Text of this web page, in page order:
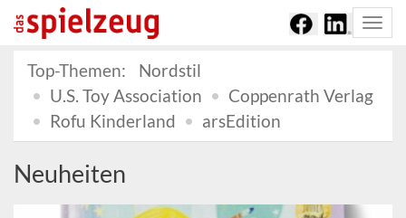
Top-Themen:
Nordstil
U.S. Toy Association
Coppenrath Verlag
Rofu Kinderland
arsEdition
Neuheiten